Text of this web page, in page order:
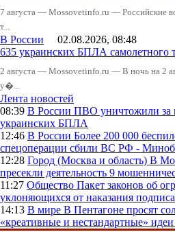
7 августа — Mossovetinfo.ru — Российские
т...
В России 02.08.2026, 08:48
635 украинских БПЛА
2 августа — Mossovetinfo.ru — В ночь на 2
у�...
Лента новостей
08:39 В России ПВО уничтожили за
украинских БПЛА
12:46 В России Более 200 000
спецоперации сбили ВС РФ -
12:28 Город (Москва и область) В
пресекли деятельность 9
11:27 Общество Пакет законов об
уклоняющихся от наказания
14:13 В мире В Пентагоне просят
«креативные и нестандартные»